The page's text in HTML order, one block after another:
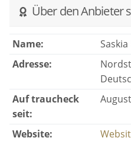
Über den Anbieter
Name:
Adresse:
Auf traucheck
seit:
Website: